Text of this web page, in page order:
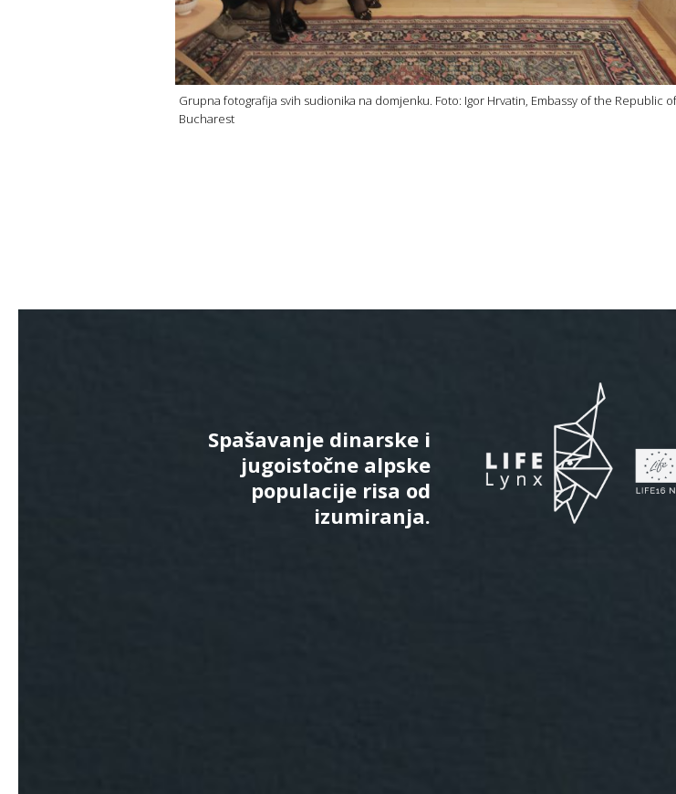
Grupna fotografija svih sudionika na domjenku. Foto: Igor Hrvatin, Embassy of the Republic
Bucharest
Spašavanje dinarske i
jugoistočne alpske
populacije risa od
izumiranja.